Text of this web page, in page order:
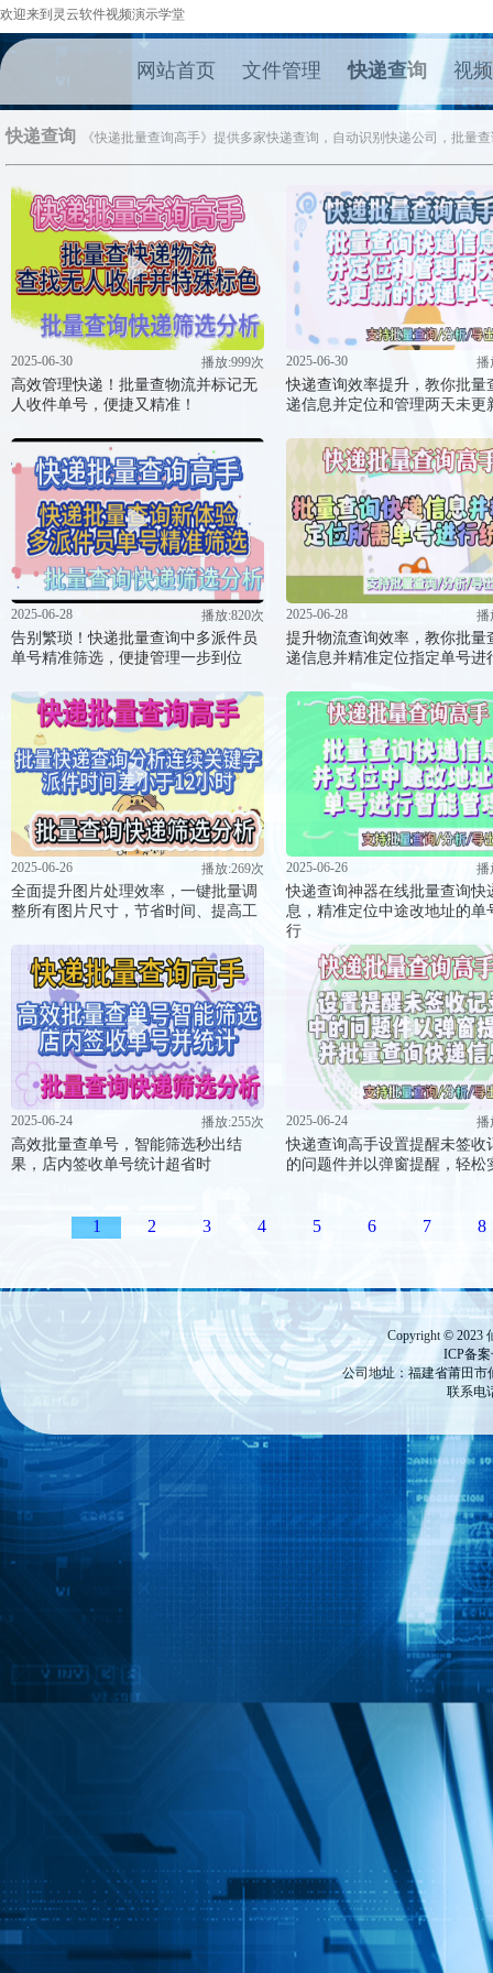
欢迎来到灵云软件视频演示学堂
网站首页 文件管理 快递查询 视
快递查询 《快递批量查询高手》提供多家快递查询，自动识别快递公司，批量
2025-06-30 播放:999次
高效管理快递！批量查物流并标记无
人收件单号，便捷又精准！
2025-06-30 播
快递查询效率提升，教你批量
递信息并定位和管理两天未更
2025-06-28 播放:820次
告别繁琐！快递批量查询中多派件员
单号精准筛选，便捷管理一步到位
2025-06-28 播
提升物流查询效率，教你批量
递信息并精准定位指定单号进
2025-06-26 播放:269次
全面提升图片处理效率，一键批量调
整所有图片尺寸，节省时间、提高工
2025-06-26 播
快递查询神器在线批量查询快
息，精准定位中途改地址的单
行
2025-06-24 播放:255次
高效批量查单号，智能筛选秒出结
果，店内签收单号统计超省时
2025-06-24 播
快递查询高手设置提醒未签收
的问题件并以弹窗提醒，轻松
1 2 3 4 5 6 7 8
Copyright © 2023
ICP备
公司地址：福建省莆田市
联系电